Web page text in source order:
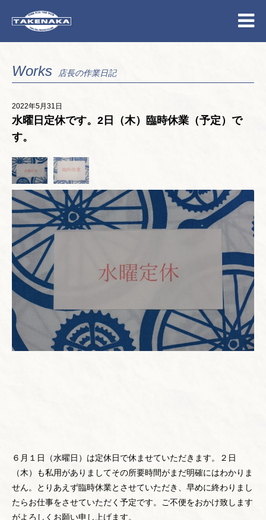
Works 店長の作業日記
2022年5月31日
水曜日定休です。2日（木）臨時休業（予定）で
す。
６月１日（水曜日）は定休日で休ませていただきます。２日
（木）も私用がありましてその所要時間がまだ明確にはわかりま
せん。とりあえず臨時休業とさせていただき、早めに終わりまし
たらお仕事をさせていただく予定です。ご不便をおかけ致します
がよろしくお願い申し上げます。